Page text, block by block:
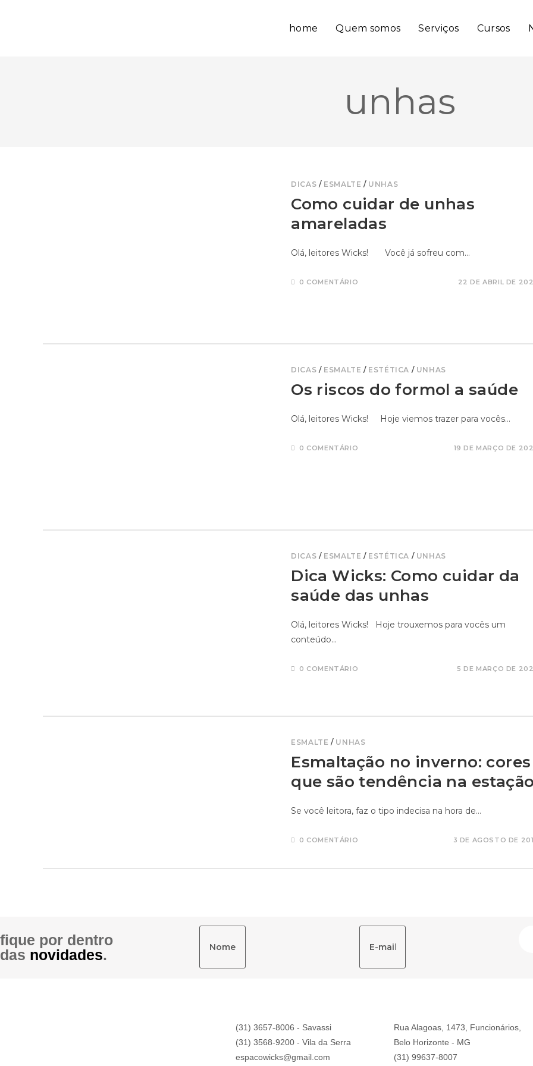
home Quem somos Serviços Cursos
unhas
DICAS / ESMALTE / UNHAS
Como cuidar de unhas
amareladas
Olá, leitores Wicks! Você já sofreu com…
0 COMENTÁRIO 22 DE ABRIL DE
DICAS / ESMALTE / ESTÉTICA / UNHAS
Os riscos do formol a saúde
Olá, leitores Wicks! Hoje viemos trazer para vocês…
0 COMENTÁRIO 19 DE MARÇO DE
DICAS / ESMALTE / ESTÉTICA / UNHAS
Dica Wicks: Como cuidar da
saúde das unhas
Olá, leitores Wicks! Hoje trouxemos para vocês um
conteúdo…
0 COMENTÁRIO 5 DE MARÇO DE
ESMALTE / UNHAS
Esmaltação no inverno: cores
que são tendência na
Se você leitora, faz o tipo indecisa na hora de…
0 COMENTÁRIO 3 DE AGOSTO DE
fique por dentro
das novidades.
(31) 3657-8006 - Savassi
(31) 3568-9200 - Vila da Serra
espacowicks@gmail.com
Rua Alagoas, 1473, Funcionários,
Belo Horizonte - MG
(31) 99637-8007